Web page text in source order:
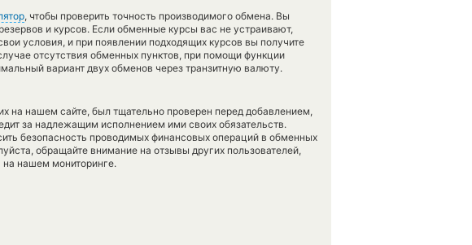
, чтобы проверить точность производимого обмена. Вы
резервов и курсов. Если обменные курсы вас не устраивают,
условия, и при появлении подходящих курсов вы получите
отсутствия обменных пунктов, при помощи функции
вариант двух обменов через транзитную валюту.
на нашем сайте, был тщательно проверен перед добавлением,
за надлежащим исполнением ими своих обязательств.
безопасность проводимых финансовых операций в обменных
обращайте внимание на отзывы других пользователей,
на нашем мониторинге.